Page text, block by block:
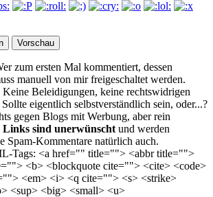
zum ersten Mal kommentiert, dessen
manuell von mir freigeschaltet werden.
Keine Beleidigungen, keine rechtswidrigen
eigentlich selbst­verständlich sein, oder...?
gegen Blogs mit Werbung, aber rein
Links sind unerwünscht und werden
Spam-Kommentare natürlich auch.
Tags: <a href="" title=""> <abbr title="">
<b> <blockquote cite=""> <cite> <code>
<em> <i> <q cite=""> <s> <strike>
<sup> <big> <small> <u>